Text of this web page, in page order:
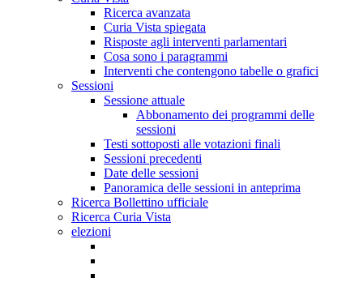
Ricerca avanzata
Curia Vista spiegata
Risposte agli interventi parlamentari
Cosa sono i paragrammi
Interventi che contengono tabelle o grafici
Sessioni
Sessione attuale
Abbonamento dei programmi delle
sessioni
Testi sottoposti alle votazioni finali
Sessioni precedenti
Date delle sessioni
Panoramica delle sessioni in anteprima
Ricerca Bollettino ufficiale
Ricerca Curia Vista
elezioni